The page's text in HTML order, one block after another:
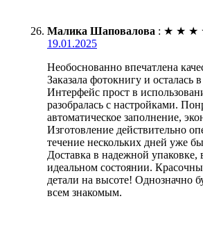
Малика Шаповалова : ★ ★ ★
19.01.2025
Необоснованно впечатлена
Заказала фотокнигу и осталась
Интерфейс прост в
разобралась с настройками.
автоматическое заполнение,
Изготовление действительно
течение нескольких дней уже
Доставка в надежной упаковке,
идеальном состоянии.
детали на высоте! Однозначно
всем знакомым.